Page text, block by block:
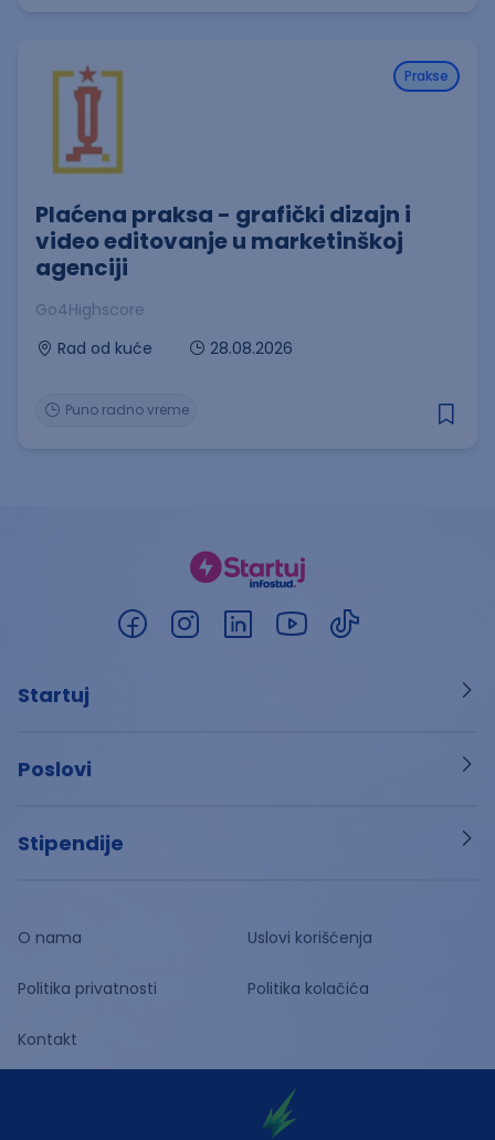
Prakse
Plaćena praksa - grafički dizajn i
video editovanje u marketinškoj
agenciji
Go4Highscore
Rad od kuće
28.08.2026
Puno radno vreme
Startuj
Poslovi
Stipendije
O nama Uslovi korišćenja
Politika privatnosti Politika kolačića
Kontakt